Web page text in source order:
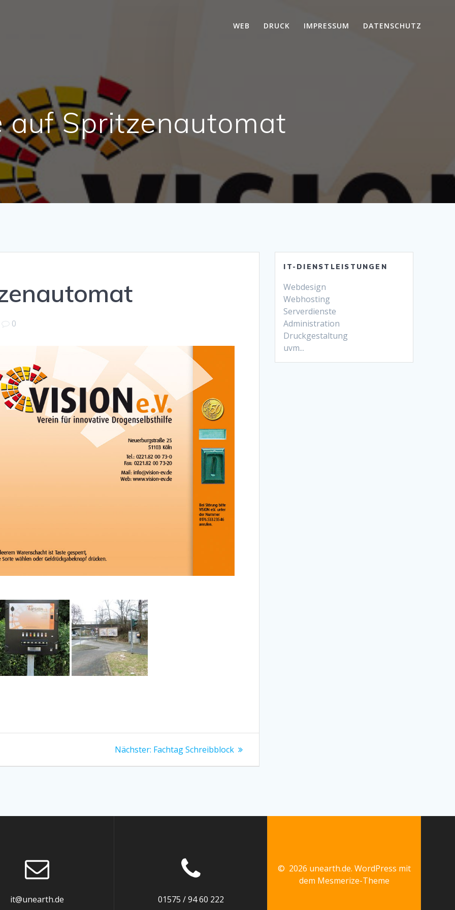
WEB DRUCK IMPRESSUM DATENSCHUTZ
auf Spritzenautomat
0
Nächster: Nächster
Fachtag Schreibblock
IT-DIENSTLEISTUNGEN
Webdesign
Webhosting
Serverdienste
Administration
Druckgestaltung
uvm...
it@unearth.de 01575 / 94 60 222
© 2026 unearth.de. WordPress mit
dem Mesmerize-Theme